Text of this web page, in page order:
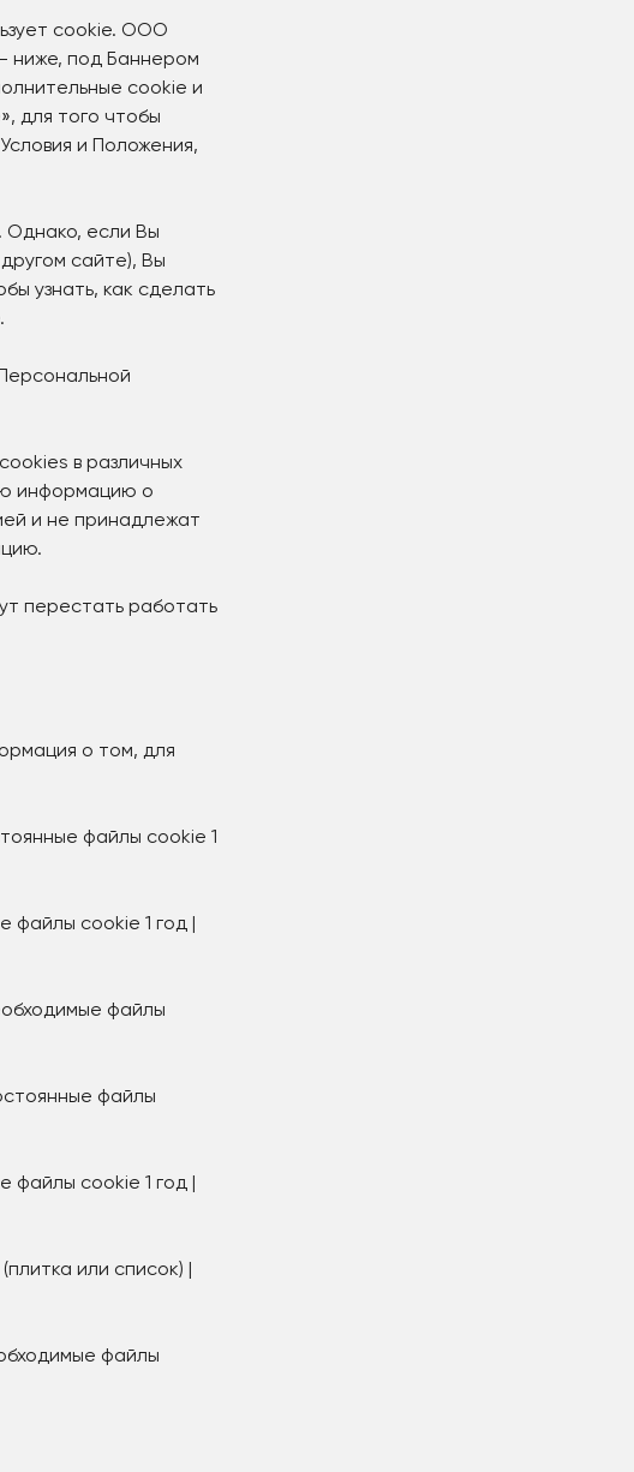
cookie. ООО
ниже, под Баннером
cookie и
для того чтобы
и Положения,
Однако, если Вы
сайте), Вы
узнать, как сделать
в различных
информацию о
и не принадлежат
перестать работать
о том, для
файлы cookie 1
файлы cookie 1 год |
файлы
файлы
файлы cookie 1 год |
или список) |
файлы